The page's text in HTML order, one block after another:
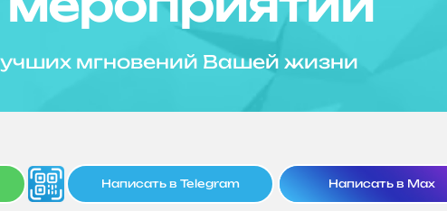
мгновений Вашей жизни
Написать в Telegram Написать в Max